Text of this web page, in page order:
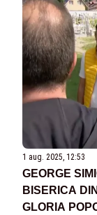
1 aug. 2025, 12:53
GEORGE
BISERICA
GLORIA